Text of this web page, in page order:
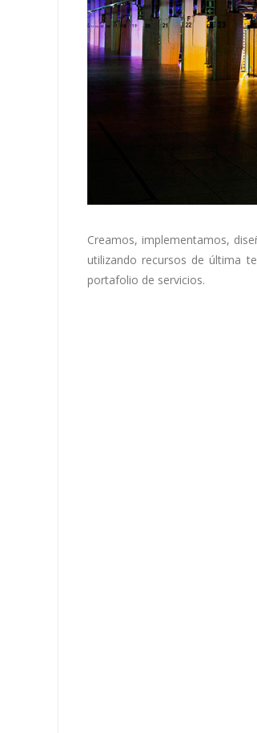
Creamos, implementamos,
utilizando recursos de última
portafolio de servicios.